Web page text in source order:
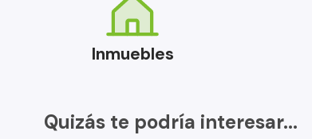
Inmuebles
Quizás te podría interesar...